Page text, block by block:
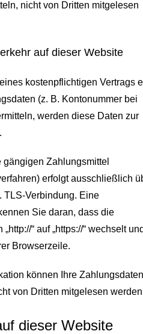
nicht von Dritten mitgelesen
auf dieser Website
kostenpflichtigen Vertrags
(z. B. Kontonummer bei
werden diese Daten zur
Zahlungsmittel
erfolgt ausschließlich
TLS-Verbindung. Eine
Sie daran, dass die
“ auf „https://“ wechselt
Browserzeile.
können Ihre
von Dritten mitgelesen
dieser Website